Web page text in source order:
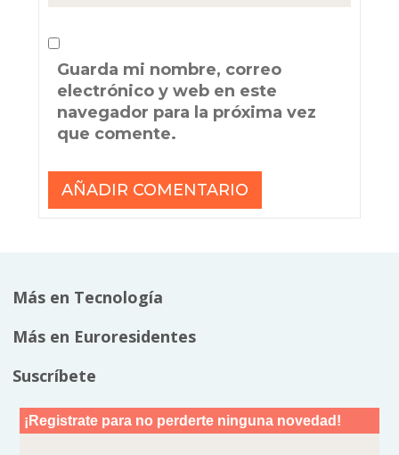
Guarda mi nombre, correo
electrónico y web en este
navegador para la próxima vez
que comente.
Más en Tecnología
Más en Euroresidentes
Suscríbete